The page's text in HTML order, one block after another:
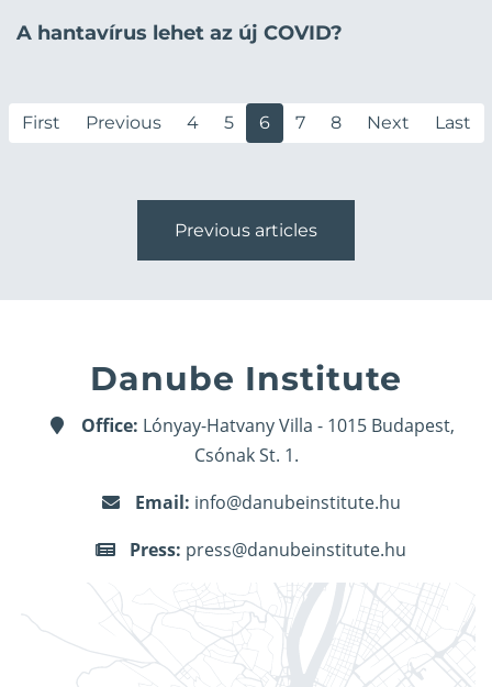
A hantavírus lehet az új COVID?
First Previous 4 5 6 7 8 Next Last
Previous articles
Danube Institute
Office: Lónyay-Hatvany Villa - 1015 Budapest,
Csónak St. 1.
Email: info@danubeinstitute.hu
Press: press@danubeinstitute.hu